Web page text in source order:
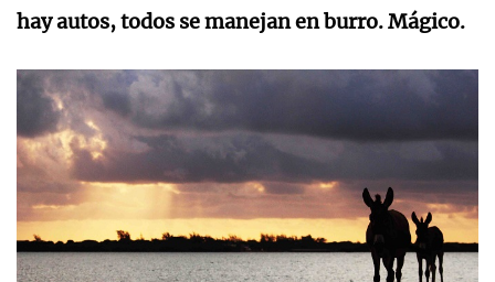
hay autos, todos se manejan en burro. Mágico.